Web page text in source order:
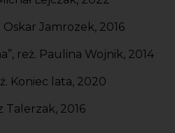
Oskar Jamrozek, 2016
reż. Paulina Wojnik, 2014
Koniec lata, 2020
Talerzak, 2016